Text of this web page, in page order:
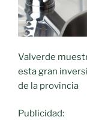
Valverde
esta gran
de la provincia
Publicidad: